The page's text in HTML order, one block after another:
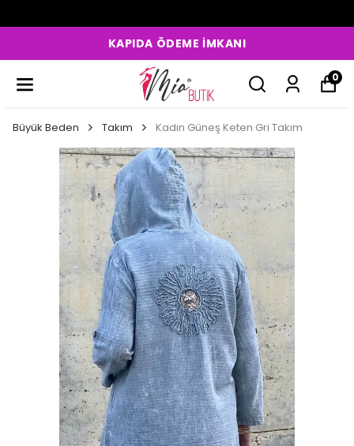
KAPIDA ÖDEME İMKANI
0
Büyük Beden Takım Kadın Güneş Keten Gri Takım